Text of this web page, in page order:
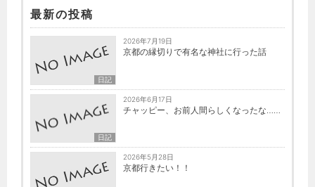
最新の投稿
日記
2026年7月19日
京都の縁切りで有名な神社に行った話
日記
2026年6月17日
チャッピー、お前人間らしくなったな……
2026年5月28日
京都行きたい！！